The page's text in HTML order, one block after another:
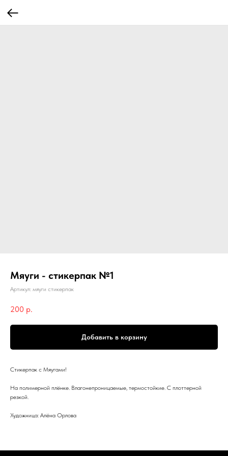
Мяуги - стикерпак №1
Артикул: мяуги стикерпак
200 р.
Добавить в корзину
Стикерпак с Мяугами!
На полимерной плёнке. Влагонепроницаемые, термостойкие. С плоттерной
резкой.
Художница: Алёна Орлова